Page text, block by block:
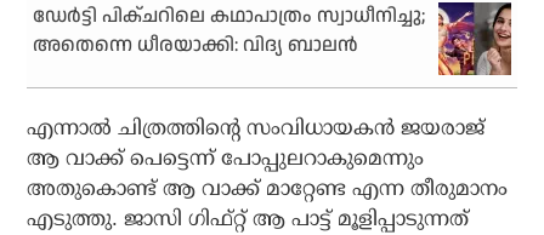
ഡേർട്ടി പിക്ചറിലെ കഥാപാത്രം സ്വാധീനിച്ചു;
അതെന്നെ ധീരയാക്കി: വിദ്യ ബാലൻ
എന്നാൽ ചിത്രത്തിന്റെ സംവിധായകൻ ജയരാജ്
ആ വാക്ക് പെട്ടെന്ന് പോപ്പുലറാകുമെന്നും
അതുകൊണ്ട് ആ വാക്ക് മാറ്റേണ്ട എന്ന തീരുമാനം
എടുത്തു. ജാസി ഗിഫ്റ്റ് ആ പാട്ട് മൂളിപ്പാടുന്നത്